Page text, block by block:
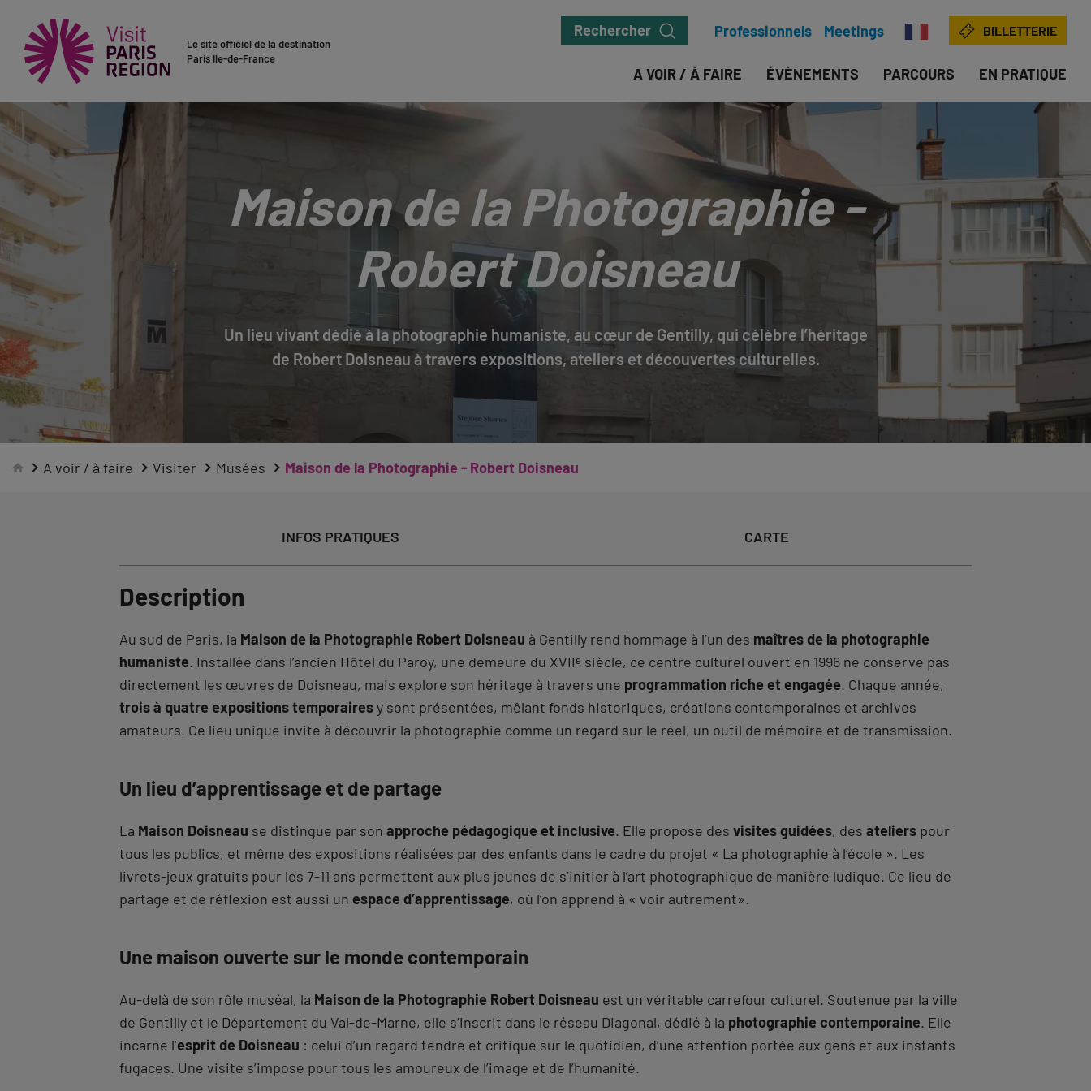
Le site officiel de la destination
Paris Île-de-France
Rechercher Professionnels Meetings BILLETTERIE
A VOIR / À FAIRE ÉVÈNEMENTS PARCOURS EN PRATIQUE
Maison de la Photographie -
Robert Doisneau
Un lieu vivant dédié à la photographie humaniste, au cœur de Gentilly, qui célèbre l’héritage
de Robert Doisneau à travers expositions, ateliers et découvertes culturelles.
A voir / à faire Visiter Musées Maison de la Photographie - Robert Doisneau
INFOS PRATIQUES CARTE
Description
Au sud de Paris, la Maison de la Photographie Robert Doisneau à Gentilly rend hommage à l’un des maîtres de la photographie
humaniste. Installée dans l’ancien Hôtel du Paroy, une demeure du XVIIᵉ siècle, ce centre culturel ouvert en 1996 ne conserve pas
directement les œuvres de Doisneau, mais explore son héritage à travers une programmation riche et engagée. Chaque année,
trois à quatre expositions temporairesy sont présentées, mêlant fonds historiques, créations contemporaines et archives
amateurs. Ce lieu unique invite à découvrir la photographie comme un regard sur le réel, un outil de mémoire et de transmission.
Un lieu d’apprentissage et de partage
La Maison Doisneau se distingue par son approche pédagogique et inclusive. Elle propose des visites guidées, des ateliers pour
tous les publics, et même des expositions réalisées par des enfants dans le cadre du projet « La photographie à l’école ». Les
livrets-jeux gratuits pour les 7-11 ans permettent aux plus jeunes de s’initier à l’art photographique de manière ludique. Ce lieu de
partage et de réflexion est aussi un espace d’apprentissage, où l’on apprend à « voir autrement».
Une maison ouverte sur le monde contemporain
Au-delà de son rôle muséal, la Maison de la Photographie Robert Doisneau est un véritable carrefour culturel. Soutenue par la ville
de Gentilly et le Département du Val-de-Marne, elle s’inscrit dans le réseau Diagonal, dédié à la photographie contemporaine. Elle
incarne l’esprit de Doisneau : celui d’un regard tendre et critique sur le quotidien, d’une attention portée aux gens et aux instants
fugaces. Une visite s’impose pour tous les amoureux de l’image et de l’humanité.